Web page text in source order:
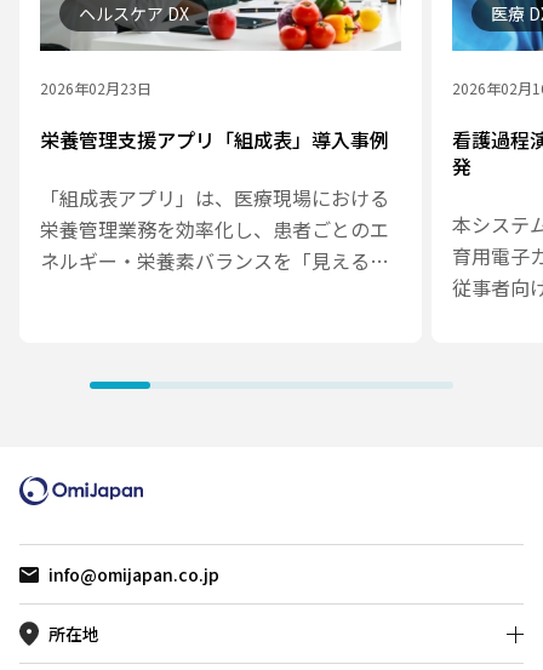
ヘルスケア DX
2026年02月23日
栄養管理支援アプリ「組成表」導入事例
「組成表アプリ」は、医療現場における
栄養管理業務を効率化し、患者ごとのエ
ネルギー・栄養素バランスを「見える
の組成表や手計算に依存することなく、
効率化とデータの一貫性向上に貢献して
います。
医療
2026年02月
看護過程
発
本システ
育用電子
従事者向
info@omijapan.co.jp
所在地